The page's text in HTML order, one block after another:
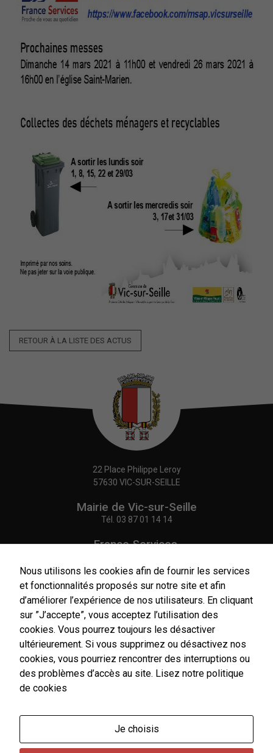
RETOUR À LA LISTE DES ACTUS
22 Place Philippe Leroy
57630 VIC-SUR-SEILLE
Mairie de Vic-sur-Seille
Tél. 03 87 01 14 14
France Services,
Tél.03 87 86 41 48
NOUS CONTACTER
Horaires
d'ouverture
est assuré par l'agent d'accueil de France Services le
Nous utilisons les cookies afin de fournir les services
et fonctionnalités proposés sur notre site et afin
d’améliorer l’expérience de nos utilisateurs. En cliquant
sur ”J’accepte”, vous acceptez l’utilisation des
cookies. Vous pourrez toujours les désactiver
ultérieurement. Si vous supprimez ou désactivez nos
cookies, vous pourriez rencontrer des interruptions ou
des problèmes d’accès au site. Lisez notre politique
de cookies
Je choisis
Ces cookies
sont utiles au
fonctionnement
internet.
Statistiques
Afin de vous
proposer des
évolutions et
d'établir des
nous utilisons
Google
Analytics pour
de nos